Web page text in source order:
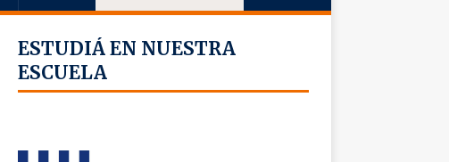
ESTUDIÁ EN NUESTRA
ESCUELA